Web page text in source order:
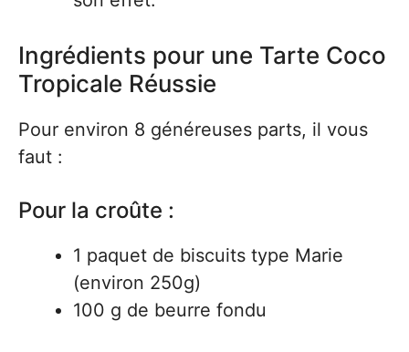
Ingrédients pour une Tarte Coco
Tropicale Réussie
Pour environ 8 généreuses parts, il vous
faut :
Pour la croûte :
1 paquet de biscuits type Marie
(environ 250g)
100 g de beurre fondu